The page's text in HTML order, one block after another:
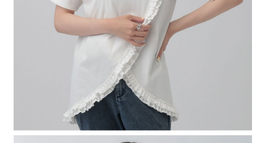
【注意事項】
１．透過由恩沛科技股份有限公司提供之「AFTEE先享後付」服務完成之交
易，需依本服務之必要範圍內提供個人資料，並將交易相關給付款項請求債
權轉讓予恩沛科技股份有限公司。
２．關於個人資料處理事宜，請瀏覽以下網址： https://aftee.tw/terms/#terms3
３．未成年的使用者請事先徵得法定代理人或監護人之同意方可使用
「AFTEE先享後付」，若未經同意申辦者引起之損失，本公司不負相關責
４．使用「AFTEE先享後付」時，將依據個別帳號之用戶狀況，依本公司即
時審查核予不同之上限額度；若仍有額度不足之情形，本公司將視審查結果
請求用戶進行身份認證。
５．嚴禁一人註冊多個帳號或使用他人資訊註冊。若發現惡意使用之情形，
恩沛科技股份有限公司將有權停止該用戶之使用額度並採取法律行動。